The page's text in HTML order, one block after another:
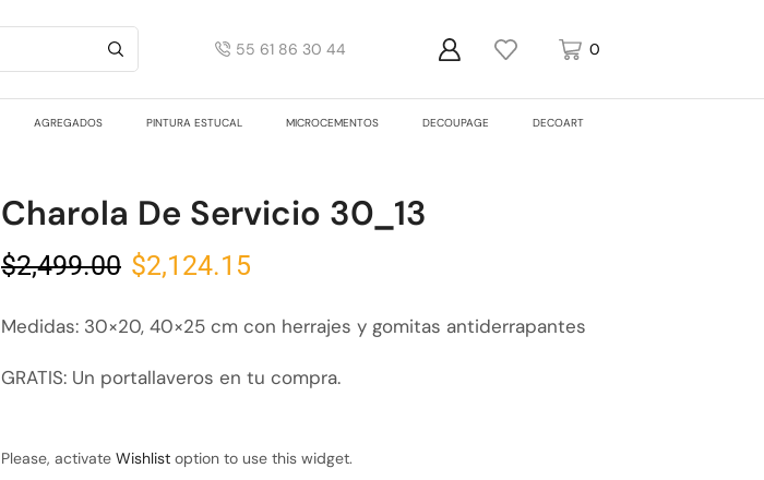
55 61 86 30 44 0
AGREGADOS PINTURA ESTUCAL MICROCEMENTOS DECOUPAGE DECOART
Charola De Servicio 30_13
$2,499.00 $2,124.15
Medidas: 30×20, 40×25 cm con herrajes y gomitas antiderrapantes
GRATIS: Un portallaveros en tu compra.
Please, activate Wishlist option to use this widget.